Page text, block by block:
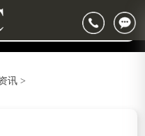
▲
▼
2026年6月万国天津市售后服务网络优化升级公告
2026年6月天津市万国官方售后客户服务热线：400-992-7093
务中心最新网点地址：
讯 >